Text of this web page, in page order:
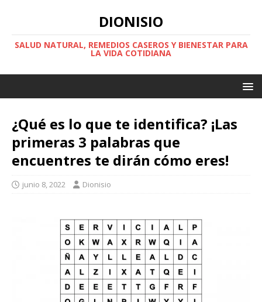
DIONISIO
SALUD NATURAL, REMEDIOS CASEROS Y BIENESTAR PARA
LA VIDA COTIDIANA
¿Qué es lo que te identifica? ¡Las
primeras 3 palabras que
encuentres te dirán cómo eres!
junio 8, 2022 Dionisio